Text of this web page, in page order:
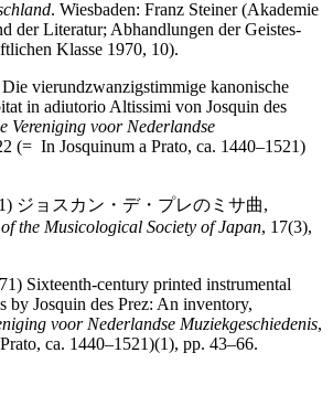
. Wiesbaden: Franz Steiner (Akademie
der Literatur; Abhandlungen der Geistes-
Klasse 1970, 10).
vierundzwanzigstimmige kanonische
in adiutorio Altissimi von Josquin des
Vereniging voor Nederlandse
(= In Josquinum a Prato, ca. 1440–1521)
ジョスカン・デ・プレのミサ曲,
the Musicological Society of Japan, 17(3),
Sixteenth-century printed instrumental
by Josquin des Prez: An inventory,
voor Nederlandse Muziekgeschiedenis,
ca. 1440–1521)(1), pp. 43–66.